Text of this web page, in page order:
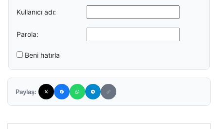
Kullanıcı adı:
Parola:
Beni hatırla
Paylaş: